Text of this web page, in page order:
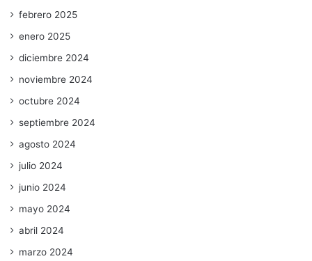
febrero 2025
enero 2025
diciembre 2024
noviembre 2024
octubre 2024
septiembre 2024
agosto 2024
julio 2024
junio 2024
mayo 2024
abril 2024
marzo 2024